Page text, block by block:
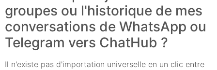
groupes ou l'historique de mes
conversations de WhatsApp ou
Telegram vers ChatHub ?
Il n'existe pas d'importation universelle en un clic entre